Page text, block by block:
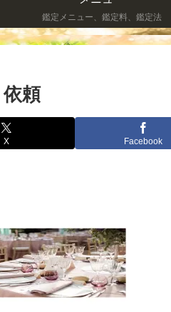
鑑定メニュー、鑑定料、鑑定法
頼
X Facebook